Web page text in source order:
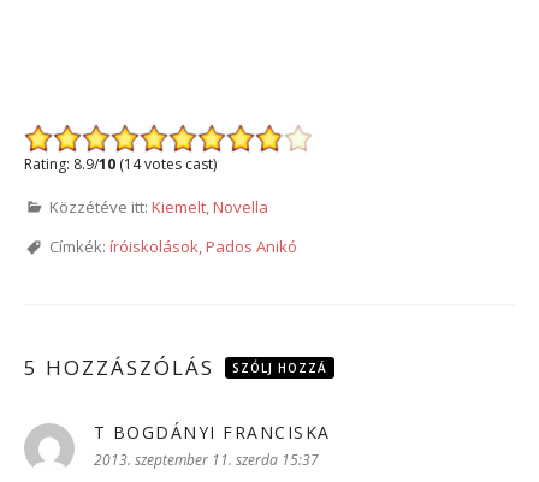
Rating: 8.9/10 (14 votes cast)
Közzétéve itt: Kiemelt Novella
Címkék: íróiskolások Pados Anikó
5 HOZZÁSZÓLÁS SZÓLJ HOZZÁ
T BOGDÁNYI FRANCISKA
2013. szeptember 11. szerda 15:37